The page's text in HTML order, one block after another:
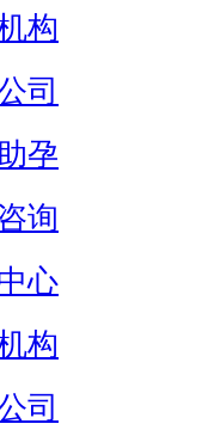
构
司
孕
询
心
构
司